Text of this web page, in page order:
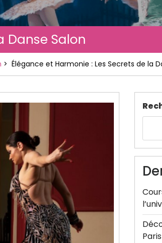
Danse Salon
> Élégance et Harmonie : Les Secrets de la
Paris